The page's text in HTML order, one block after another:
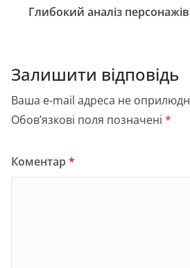
Глибокий аналіз
Залишити відповідь
Ваша e-mail адреса не
Обов’язкові поля позначені *
Коментар*